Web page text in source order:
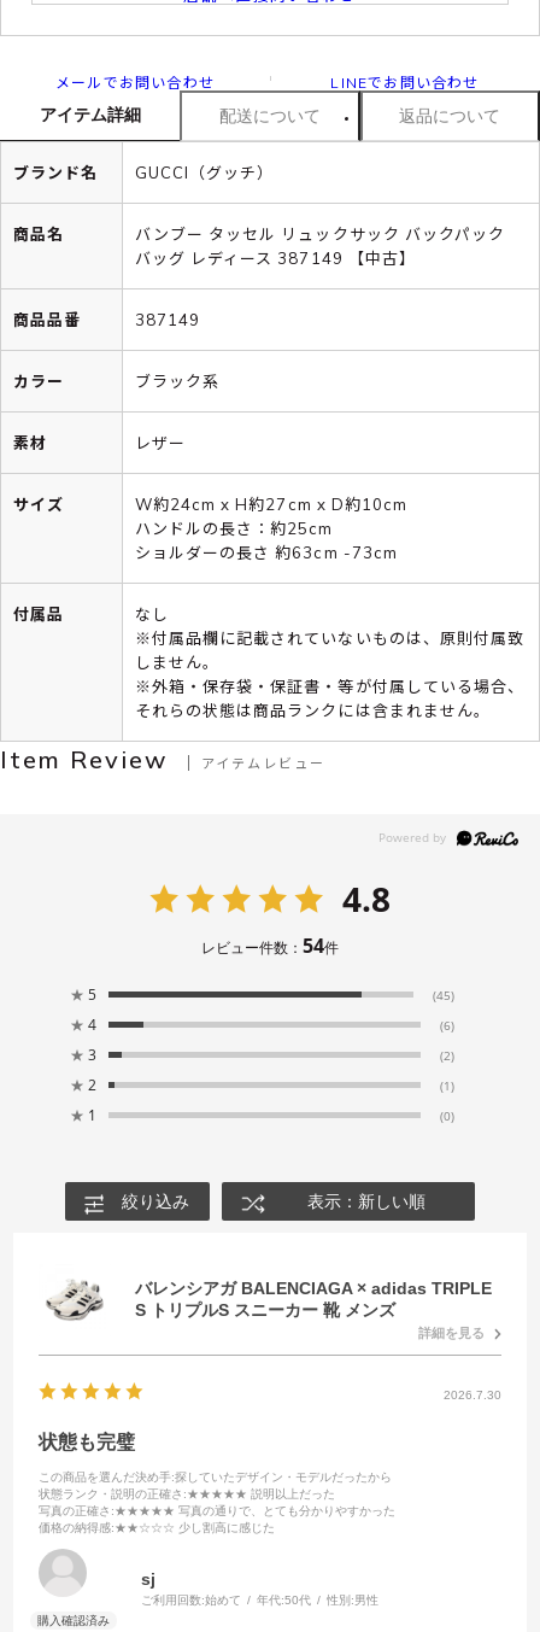
メールでお問い合わせ LINEでお問い合わせ
アイテム詳細 配送について 返品について
ブランド名 GUCCI（グッチ）
商品名
バンブー タッセル リュックサック バックパック
バッグ レディース 387149 【中古】
商品品番 387149
カラー ブラック系
素材 レザー
サイズ
W約24cm x H約27cm x D約10cm
ハンドルの長さ：約25cm
ショルダーの長さ 約63cm -73cm
付属品
なし
※付属品欄に記載されていないものは、原則付属致
しません。
※外箱・保存袋・保証書・等が付属している場合、
それらの状態は商品ランクには含まれません。
Item Review アイテムレビュー
4.8
レビュー件数： 54件
★ 5 (45)
★ 4 (6)
★ 3 (2)
★ 2 (1)
★ 1 (0)
絞り込み 表示：新しい順
バレンシアガ BALENCIAGA × adidas TRIPLE
S トリプルS スニーカー 靴 メンズ
詳細を見る
2026.7.30
状態も完璧
この商品を選んだ決め手:探していたデザイン・モデルだったから
状態ランク・説明の正確さ :★★★★★ 説明以上だった
写真の正確さ :★★★★★ 写真の通りで、とても分かりやすかった
価格の納得感:★★☆☆☆ 少し割高に感じた
sj
ご利用回数:始めて 年代:50代 性別:男性